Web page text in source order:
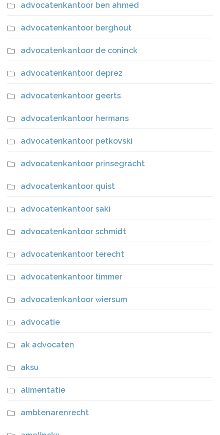
advocatenkantoor ben ahmed
advocatenkantoor berghout
advocatenkantoor de coninck
advocatenkantoor deprez
advocatenkantoor geerts
advocatenkantoor hermans
advocatenkantoor petkovski
advocatenkantoor prinsegracht
advocatenkantoor quist
advocatenkantoor saki
advocatenkantoor schmidt
advocatenkantoor terecht
advocatenkantoor timmer
advocatenkantoor wiersum
advocatie
ak advocaten
aksu
alimentatie
ambtenarenrecht